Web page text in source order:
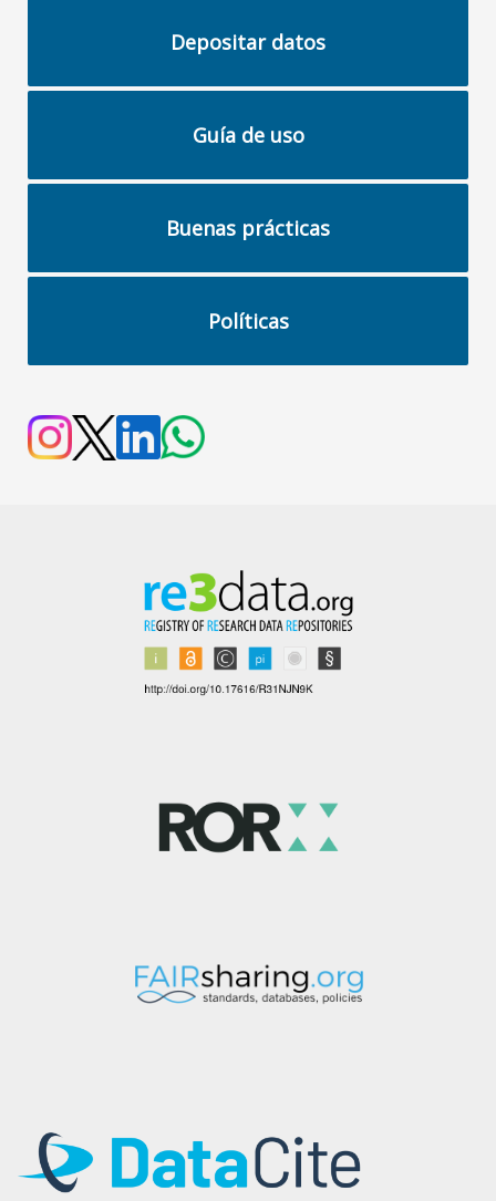
Depositar datos
Guía de uso
Buenas prácticas
Políticas